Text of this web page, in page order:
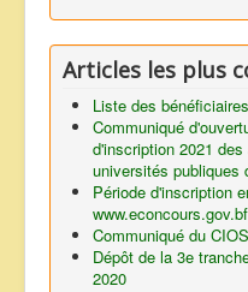
Articles les plus
Liste des
Communiqué
d'inscription 2021
universités publiques
Période d'inscription
Communiqué du
Dépôt de la 3e
2020